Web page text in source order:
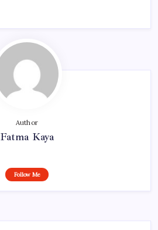
Author
Fatma Kaya
Follow Me